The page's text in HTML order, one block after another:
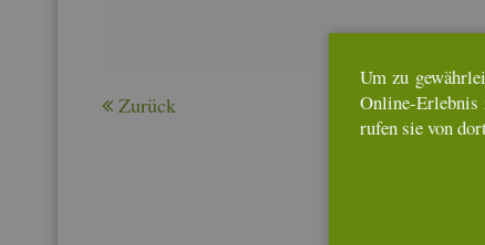
Zu­rück
Um zu
On­line-Er­leb­nis
rufen sie von